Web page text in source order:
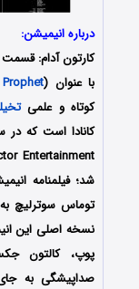
درباره انیمیشن:
با عنوان (
کوتاه و علمی
شد؛ فیلمنامه
توماس سوترلیچ
نسخه اصلی این
پوپ، کالتون
صداپیشگی به جای